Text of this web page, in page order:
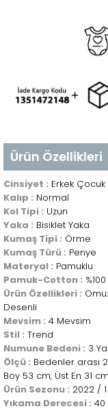
Ürün Özellikleri
Cinsiyet : Erkek Çocuk
Kalıp : Normal
Kol Tipi : Uzun
Yaka : Bisiklet Yaka
Kumaş Tipi : Örme
Kumaş Türü : Penye
Materyal : Pamuklu
Pamuk-Cotton : %100
Ürün Özellikleri :
Desenli
Mevsim : 4 Mevsim
Stil : Trend
Numune Bedeni : 3
Ölçü : Bedenler arası
Boy 53 cm, Üst En 31
Ürün Sezonu : 2022 / 1
Yıkama Derecesi : 40